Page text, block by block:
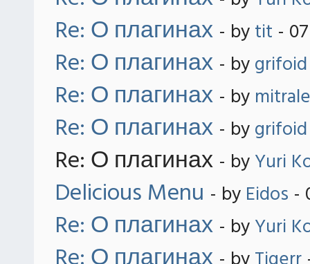
Re: О плагинах - bytit -
Re: О плагинах - bygrifoid
Re: О плагинах - by
Re: О плагинах - bygrifoid
Re: О плагинах - byYuri
Delicious Menu - by Eidos -
Re: О плагинах - byYuri